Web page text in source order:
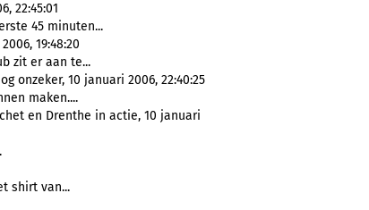
22:45:01
45 minuten...
19:48:20
zit er aan te...
onzeker, 10 januari 2006, 22:40:25
maken....
en Drenthe in actie, 10 januari
shirt van...